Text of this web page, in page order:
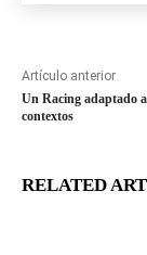
Artículo anterior
Un Racing adaptado
contextos
RELATED